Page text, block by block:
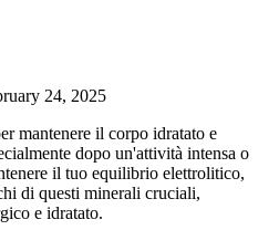
24, 2025
mantenere il corpo idratato e
dopo un'attività intensa o
il tuo equilibrio elettrolitico,
di questi minerali cruciali,
e idratato.